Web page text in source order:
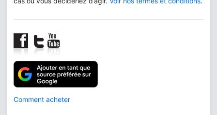
Comment acheter